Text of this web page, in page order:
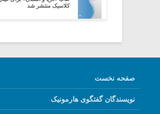
کلاسیک منتشر شد
صفحه نخست
نویسندگان گفتگوی هارمونیک